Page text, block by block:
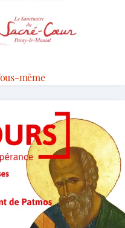
même